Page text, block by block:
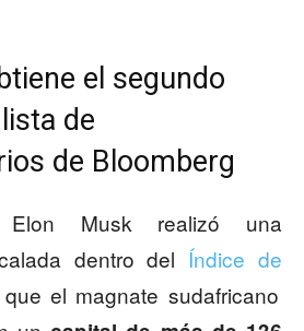
el segundo
de
de Bloomberg
Elon Musk realizó una
dentro del Índice de
el magnate sudafricano